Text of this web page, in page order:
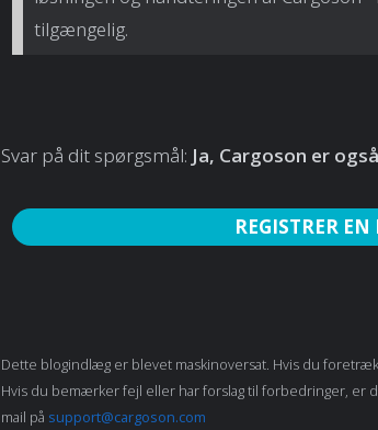
tilgængelig.
Svar på dit spørgsmål: Ja, Cargoson er
REGISTRER
Dette blogindlæg er blevet maskinoversat. Hvis du
Hvis du bemærker fejl eller har forslag til forbedringer, er
mail på support@cargoson.com